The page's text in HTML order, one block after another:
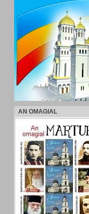
AN OMAGIAL